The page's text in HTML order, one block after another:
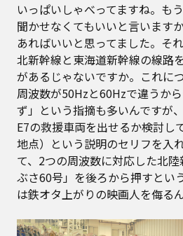
いっぱいしゃべってますね。も
聞かせなくてもいいと言います
あればいいと思ってました。そ
北新幹線と東海道新幹線の線路
があるじゃないですか。これに
周波数が50Hzと60Hzで違うか
ず」という指摘も多いんですが
E7の救援車両を出せるか検討し
地点）という説明のセリフを入
て、2つの周波数に対応した北
ぶさ60号」を後ろから押すとい
は鉄オタ上がりの映画人を侮る